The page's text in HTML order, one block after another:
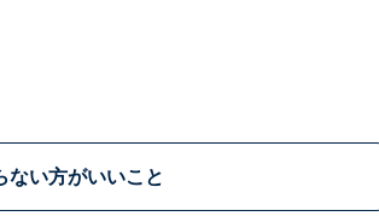
ない方がいいこと